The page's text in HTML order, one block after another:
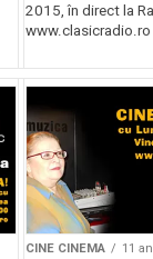
2015, în direct la
www.clasicradio.ro
CINE CINEMA 11